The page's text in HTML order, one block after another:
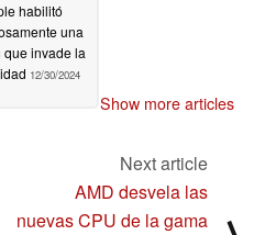
Apple Watch de Doublepoint
Apple.
para Android en
nº 16055 de Doublepoint
en el Centro de
y gane la oportunidad de
habilitó
una
que invade la
12/30/2024
Show more articles
Next article
AMD desvela las
nuevas CPU de la gama